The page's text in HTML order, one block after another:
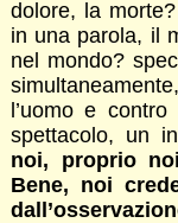
dolore, la
in una parola, il
nel mondo?
l’uomo e
spettacolo, un
noi, proprio
Bene, noi